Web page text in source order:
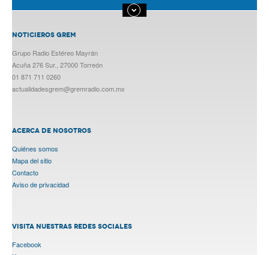
NOTICIEROS GREM
Grupo Radio Estéreo Mayrán
Acuña 276 Sur., 27000 Torreón
01 871 711 0260
actualidadesgrem@gremradio.com.mx
ACERCA DE NOSOTROS
Quiénes somos
Mapa del sitio
Contacto
Aviso de privacidad
VISITA NUESTRAS REDES SOCIALES
Facebook